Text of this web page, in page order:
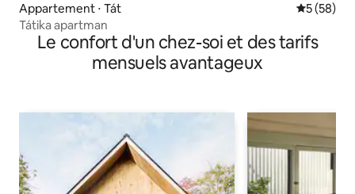
Appartement ⋅ Tát
5 (58)
Tátika apartman
Le confort d'un chez-soi et des tarifs
mensuels avantageux